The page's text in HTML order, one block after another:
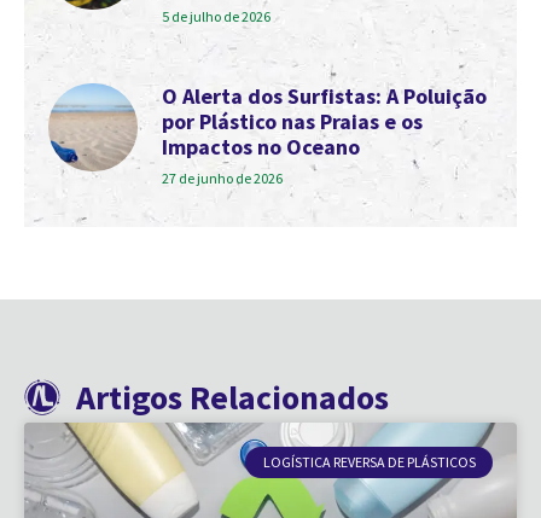
5 de julho de 2026
O Alerta dos Surfistas: A Poluição
por Plástico nas Praias e os
Impactos no Oceano
27 de junho de 2026
Artigos Relacionados
LOGÍSTICA REVERSA DE PLÁSTICOS